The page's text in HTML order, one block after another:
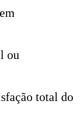
ou
total do